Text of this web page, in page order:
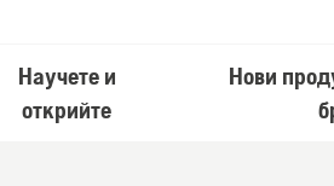
Научете и
открийте
Нови